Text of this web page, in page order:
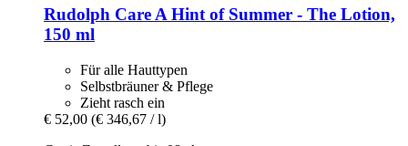
Rudolph Care A Hint of Summer -​ The Lotion,
150 ml
Für alle Hauttypen
Selbstbräuner & Pflege
Zieht rasch ein
€ 52,00 (€ 346,67 / l)